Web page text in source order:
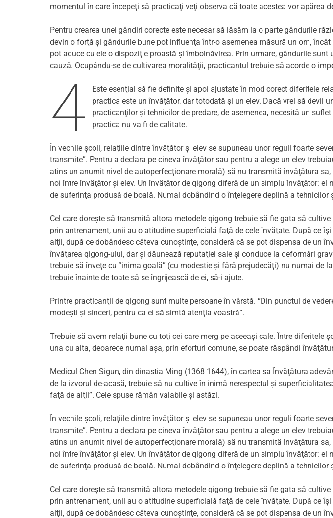
momentul în care începeţi să practicaţi veţi observa că toate acestea vor apărea
Pentru crearea unei gândiri corecte este necesar să lăsăm la o parte gândurile
devin o forţă şi gândurile bune pot influenţa într-o asemenea măsură un om,
pot aduce cu ele o dispoziţie proastă şi îmbolnăvirea. Prin urmare, gândurile
cauză. Ocupându-se de cultivarea moralităţii, practicantul trebuie să acorde o
4
Este esenţial să fie definite şi apoi ajustate în mod corect diferitele
practica este un învăţător, dar totodată şi un elev. Dacă vrei să devii
practicanţilor şi tehnicilor de predare, de asemenea, necesită un
practica nu va fi de calitate.
În vechile şcoli, relaţiile dintre învăţător şi elev se supuneau unor reguli foarte
transmite”. Pentru a declara pe cineva învăţător sau pentru a alege un elev
atins un anumit nivel de autoperfecţionare morală) să nu transmită învăţătura
noi între învăţător şi elev. Un învăţător de qigong diferă de un simplu învăţător:
de suferinţa produsă de boală. Numai dobândind o înţelegere deplină a
Cel care doreşte să transmită altora metodele qigong trebuie să fie gata să
prin antrenament, unii au o atitudine superficială faţă de cele învăţate. După ce
alţii, după ce dobândesc câteva cunoştinţe, consideră că se pot dispensa de un
învăţarea qigong-ului, dar şi dăunează reputaţiei sale şi conduce la deformări
trebuie să înveţe cu “inima goală” (cu modestie şi fără prejudecăţi) nu numai de
trebuie înainte de toate să se îngrijească de ei, să-i ajute.
Printre practicanţii de qigong sunt multe persoane în vârstă. “Din punctul de
modeşti şi sinceri, pentru ca ei să simtă atenţia voastră”.
Trebuie să avem relaţii bune cu toţi cei care merg pe aceeaşi cale. Între
una cu alta, deoarece numai aşa, prin eforturi comune, se poate răspândi
Medicul Chen Sigun, din dinastia Ming (1368 1644), în cartea sa Învăţătura
de la izvorul de-acasă, trebuie să nu cultive în inimă nerespectul şi
faţă de alţii”. Cele spuse rămân valabile şi astăzi.
În vechile şcoli, relaţiile dintre învăţător şi elev se supuneau unor reguli foarte
transmite”. Pentru a declara pe cineva învăţător sau pentru a alege un elev
atins un anumit nivel de autoperfecţionare morală) să nu transmită învăţătura
noi între învăţător şi elev. Un învăţător de qigong diferă de un simplu învăţător:
de suferinţa produsă de boală. Numai dobândind o înţelegere deplină a
Cel care doreşte să transmită altora metodele qigong trebuie să fie gata să
prin antrenament, unii au o atitudine superficială faţă de cele învăţate. După ce
alţii, după ce dobândesc câteva cunoştinţe, consideră că se pot dispensa de un